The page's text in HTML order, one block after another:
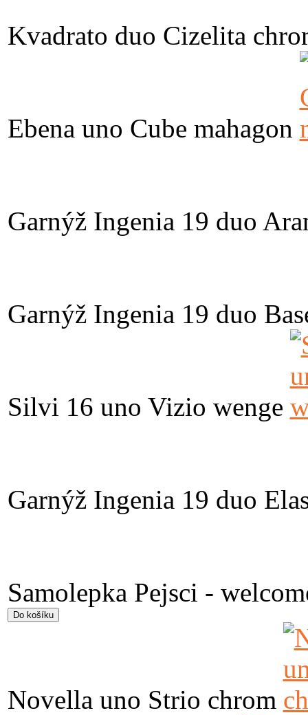
Kvadrato duo Cizelita
Ebena uno Cube mahagon
Garnýž Ingenia 19 duo
Garnýž Ingenia 19 duo
Silvi 16 uno Vizio wenge
Garnýž Ingenia 19 duo
Samolepka Pejsci -
Novella uno Strio chrom